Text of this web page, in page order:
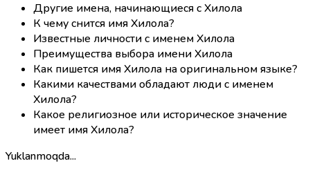
Другие имена, начинающиеся с Хилола
К чему снится имя Хилола?
Известные личности с именем Хилола
Преимущества выбора имени Хилола
Как пишется имя Хилола на оригинальном языке?
Какими качествами обладают люди с именем
Хилола?
Какое религиозное или историческое значение
имеет имя Хилола?
Yuklanmoqda...